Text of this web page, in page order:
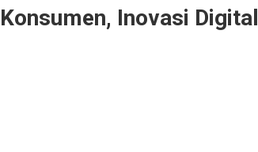
Inovasi Digital